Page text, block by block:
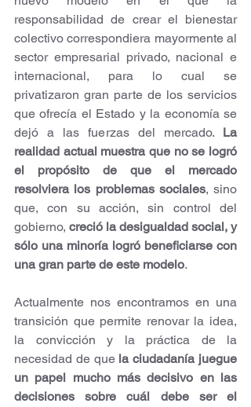
responsabilidad de crear el bienestar
colectivo correspondiera mayormente al
sector empresarial privado, nacional e
internacional, para lo cual se
privatizaron gran parte de los servicios
que ofrecía el Estado y la economía se
dejó a las fuerzas del mercado. La
realidad actual muestra que no se logró
el propósito de que el mercado
resolviera los problemas sociales, sino
que, con su acción, sin control del
gobierno, creció la desigualdad social, y
sólo una minoría logró beneficiarse con
una gran parte de este modelo.
Actualmente nos encontramos en una
transición que permite renovar la idea,
la convicción y la práctica de la
necesidad de que la ciudadanía juegue
un papel mucho más decisivo en las
decisiones sobre cuál debe ser el